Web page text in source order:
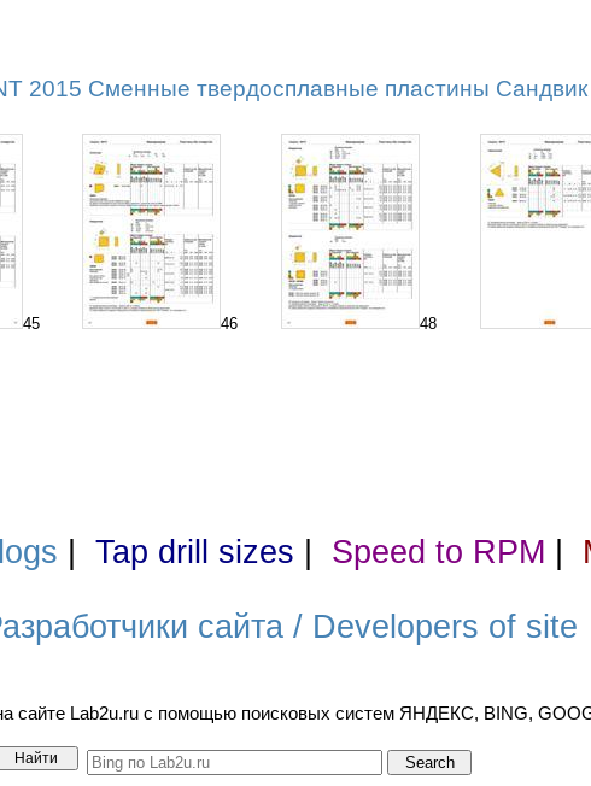
2015 Сменные твердосплавные пластины
45 46 48
Tap drill sizes Speed to RPM
сайта / Developers of site
сайте Lab2u.ru с помощью поисковых систем ЯНДЕКС, BING,